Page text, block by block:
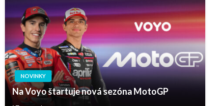
NOVINKY
Na Voyo štartuje nová sezóna MotoGP